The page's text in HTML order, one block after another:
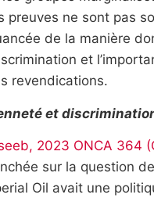
ne sont pas
de la manière
et
revendications.
et
2023 ONCA 364
sur la question
Oil avait une